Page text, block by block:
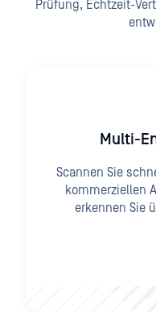
Prüfung, Echtzeit-
Multi-
Scannen Sie
kommerziellen
erkennen Sie